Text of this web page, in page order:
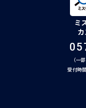
ミ
（一
受付時